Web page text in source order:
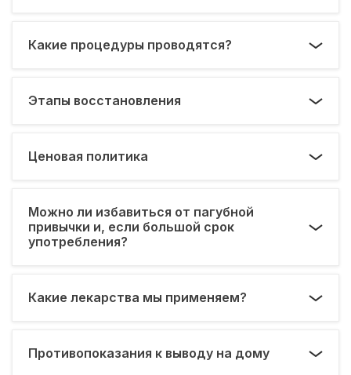
Какие процедуры проводятся?
Этапы восстановления
Ценовая политика
Можно ли избавиться от пагубной
привычки и, если большой срок
употребления?
Какие лекарства мы применяем?
Противопоказания к выводу на дому